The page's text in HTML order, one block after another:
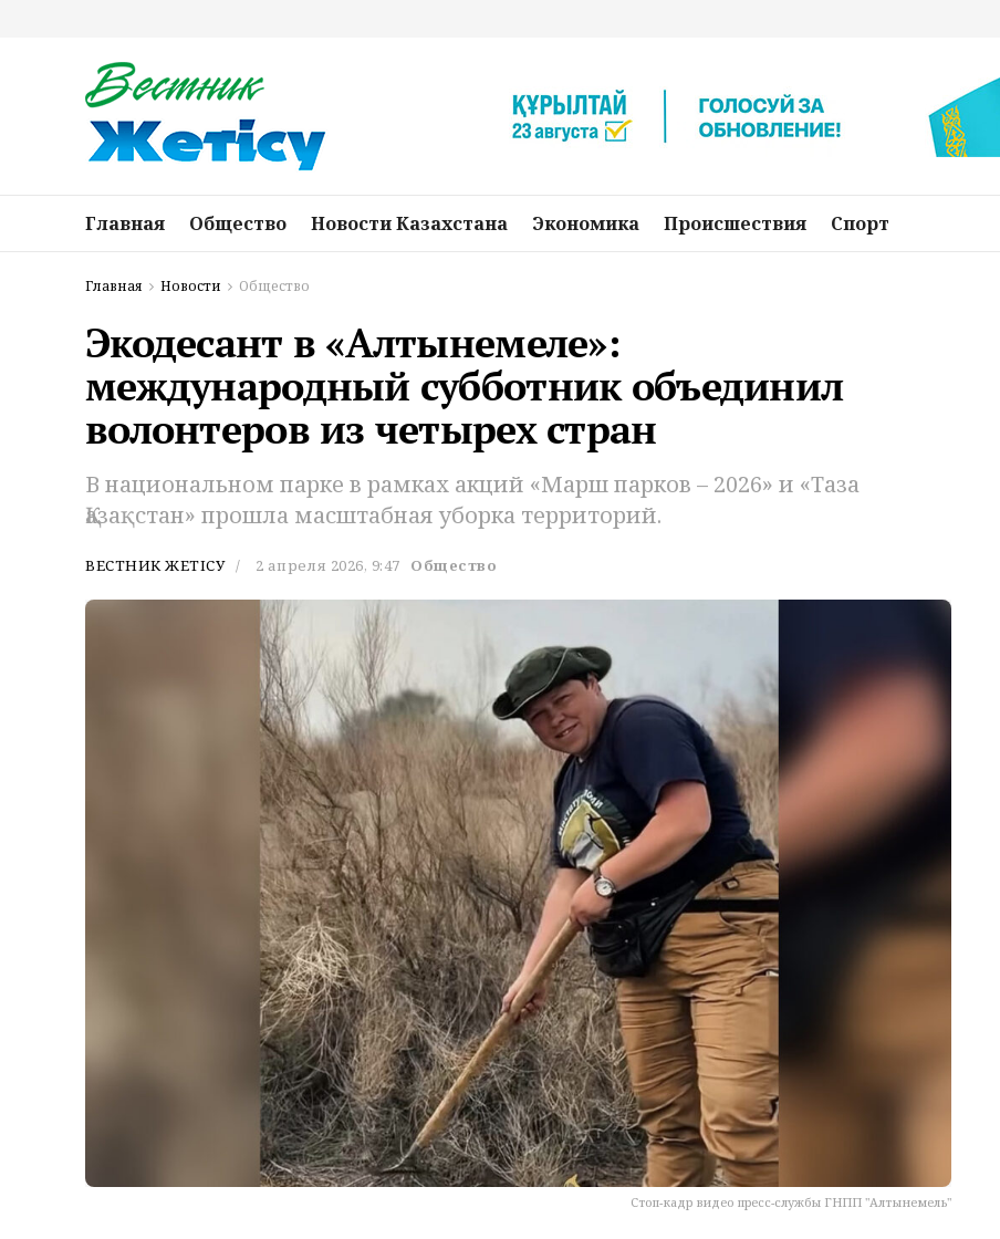
Главная Общество Новости Казахстана Экономика Происшествия Спорт
Главная Новости Общество
Экодесант в «Алтынемеле»:
международный субботник объединил
волонтеров из четырех стран
В национальном парке в рамках акций «Марш парков – 2026» и «Таза
Қазақстан» прошла масштабная уборка территорий.
ВЕСТНИК ЖЕТІСУ 2 апреля 2026, 9:47 Общество
Стоп-кадр видео пресс-службы ГНПП "Алтынемель"